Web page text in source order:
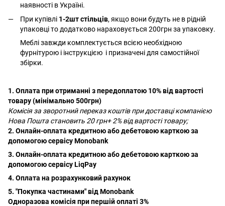
наявності в Україні.
При купівлі 1-2шт стільців, якщо вони будуть не в рідній
упаковці то додатково нараховується 200грн за упаковку.
Меблі завжди комплектується всією необхідною
фурнітурою і інструкцією і призначені для самостійної
збірки.
1. Оплата при отриманні з передоплатою 10% від вартості
товару (мінімально 500грн)
Комісія за зворотний переказ коштів при доставці компанією
Нова Пошта становить 20 грн+ 2% від вартості товару;
2. Онлайн-оплата кредитною або дебетовою карткою за
допомогою сервісу Monobank
3. Онлайн-оплата кредитною або дебетовою карткою за
допомогою сервісу LiqPay
4. Оплата на розрахунковий рахунок
5. "Покупка частинами" від Monobank
Одноразова комісія при першій оплаті 3%